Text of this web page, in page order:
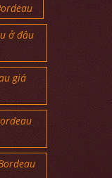
ở đâu
giá